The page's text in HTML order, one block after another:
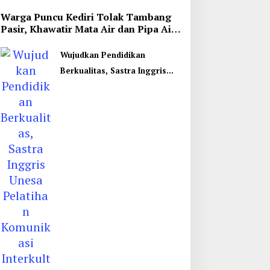
Warga Puncu Kediri Tolak Tambang
Pasir, Khawatir Mata Air dan Pipa Air
Wujudkan Pendidikan
Berkualitas, Sastra Inggris